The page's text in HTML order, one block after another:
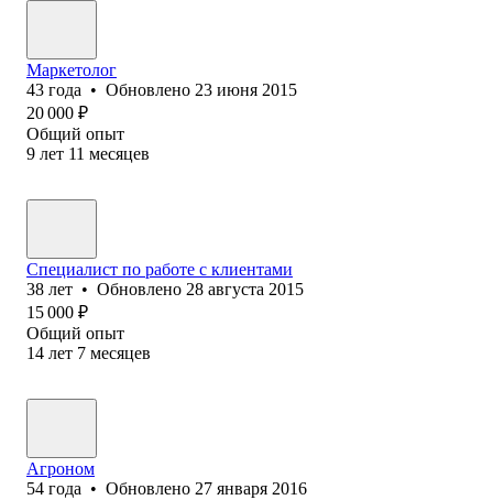
Маркетолог
43 года • Обновлено 23 июня 2015
20 000 ₽
Общий опыт
9 лет 11 месяцев
Специалист по работе с клиентами
38 лет • Обновлено 28 августа 2015
15 000 ₽
Общий опыт
14 лет 7 месяцев
Агроном
54 года • Обновлено 27 января 2016